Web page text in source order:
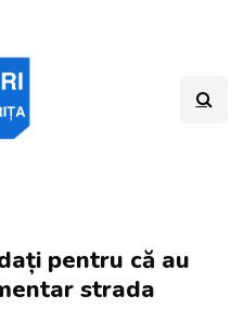
pentru că au
strada